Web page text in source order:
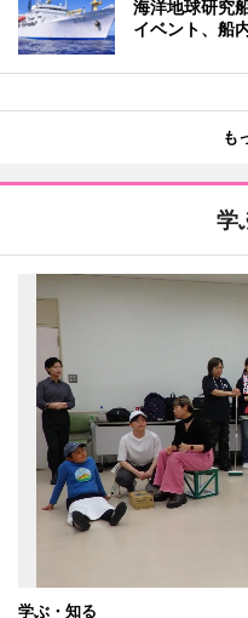
海洋地球研究
イベント、船
も
学
学ぶ・知る